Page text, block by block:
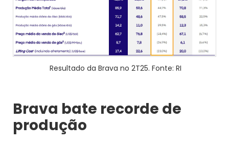
Resultado da Brava no 2T25. Fonte: RI
Brava bate recorde de
produção